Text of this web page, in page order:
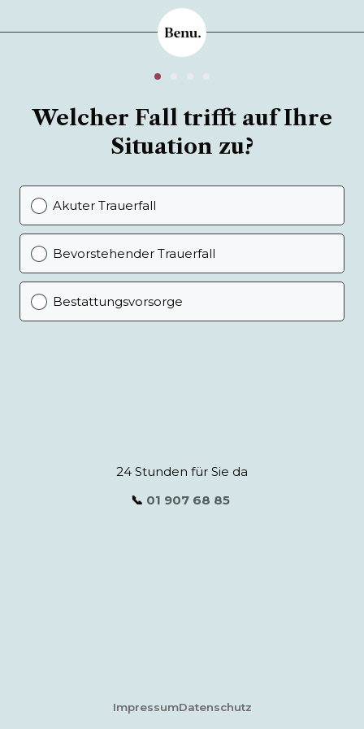
Welcher Fall trifft auf Ihre
Situation zu?
Akuter Trauerfall
Bevorstehender Trauerfall
Bestattungsvorsorge
24 Stunden für Sie da
📞 01 907 68 85
ImpressumDatenschutz